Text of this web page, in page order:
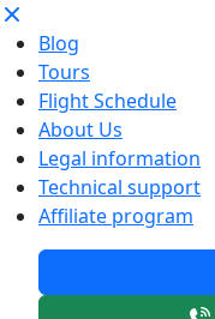
Blog
Tours
Flight Schedule
About Us
Legal information
Technical support
Affiliate program